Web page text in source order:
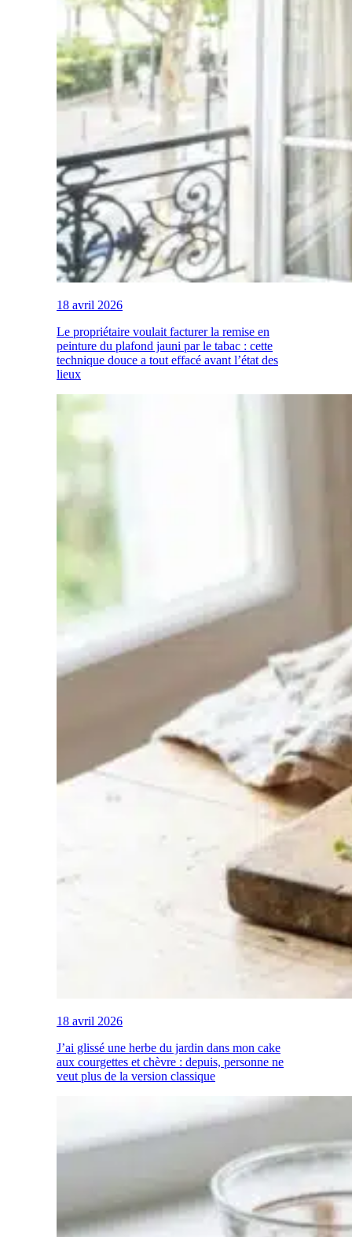
18 avril 2026
Le propriétaire voulait facturer la remise en
peinture du plafond jauni par le tabac : cette
technique douce a tout effacé avant l’état des
lieux
18 avril 2026
J’ai glissé une herbe du jardin dans mon cake
aux courgettes et chèvre : depuis, personne ne
veut plus de la version classique